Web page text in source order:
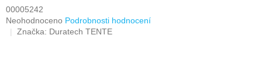
00005242
Průměrné
hodnocení
Neohodnoceno Podrobnosti hodnocení
Značka: Duratech TENTE